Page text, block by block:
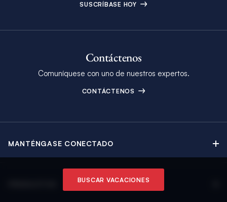
BUSCAR VACACIONES
SUSCRÍBASE HOY
Contáctenos
Comuníquese con uno de nuestros expertos.
CONTÁCTENOS
MANTÉNGASE CONECTADO
Contáctenos
Boletín Electrónico